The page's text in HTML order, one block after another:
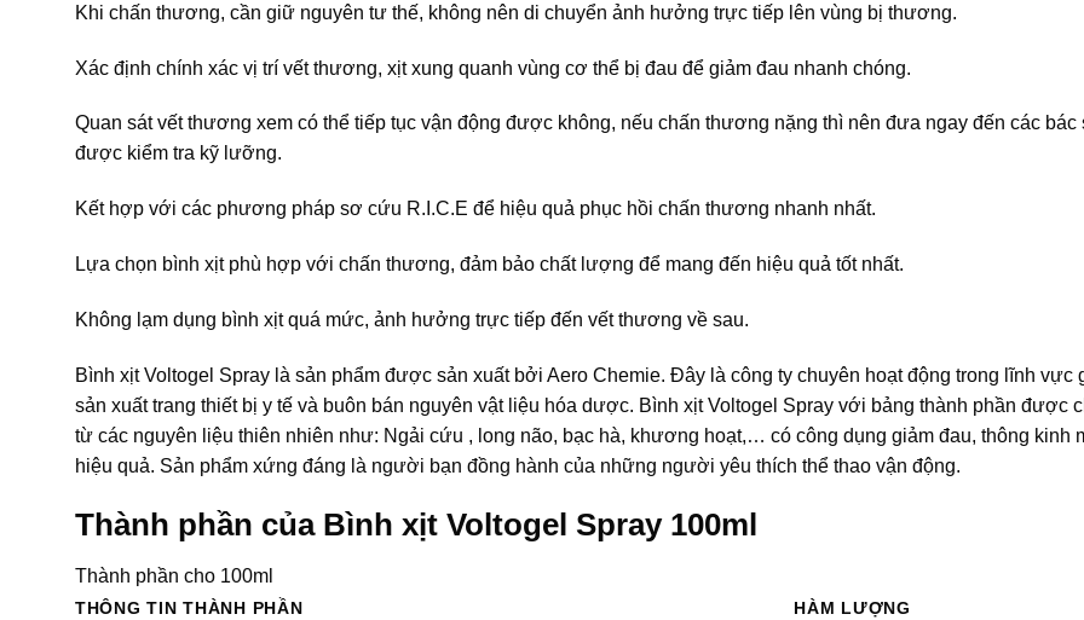
Khi chấn thương, cần giữ nguyên tư thế, không nên di chuyển ảnh hưởng trực tiếp lên vùng bị thương.
Xác định chính xác vị trí vết thương, xịt xung quanh vùng cơ thể bị đau để giảm đau nhanh chóng.
Quan sát vết thương xem có thể tiếp tục vận động được không, nếu chấn thương nặng thì nên đưa ngay đến các bác
được kiểm tra kỹ lưỡng.
Kết hợp với các phương pháp sơ cứu R.I.C.E để hiệu quả phục hồi chấn thương nhanh nhất.
Lựa chọn bình xịt phù hợp với chấn thương, đảm bảo chất lượng để mang đến hiệu quả tốt nhất.
Không lạm dụng bình xịt quá mức, ảnh hưởng trực tiếp đến vết thương về sau.
Bình xịt Voltogel Spray là sản phẩm được sản xuất bởi Aero Chemie. Đây là công ty chuyên hoạt động trong lĩnh vực
sản xuất trang thiết bị y tế và buôn bán nguyên vật liệu hóa dược. Bình xịt Voltogel Spray với bảng thành phần được
từ các nguyên liệu thiên nhiên như: Ngải cứu , long não, bạc hà, khương hoạt,… có công dụng giảm đau, thông kinh
hiệu quả. Sản phẩm xứng đáng là người bạn đồng hành của những người yêu thích thể thao vận động.
Thành phần của Bình xịt Voltogel Spray 100ml
Thành phần cho 100ml
THÔNG TIN THÀNH PHẦN HÀM LƯỢNG